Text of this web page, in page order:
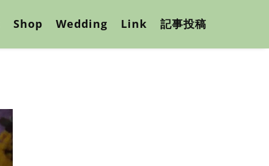
Shop Wedding Link 記事投稿